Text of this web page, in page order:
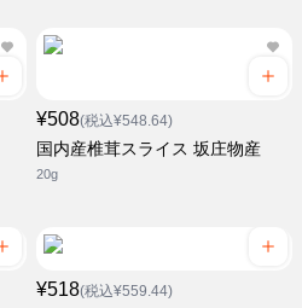
¥508(税込¥548.64)
国内産椎茸スライス 坂庄物産
20g
¥518(税込¥559.44)